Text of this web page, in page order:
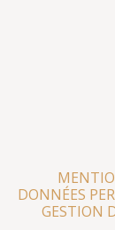
DONNÉES
GESTION